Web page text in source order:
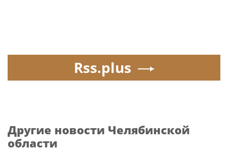
Rss.plus
Другие новости Челябинской
области